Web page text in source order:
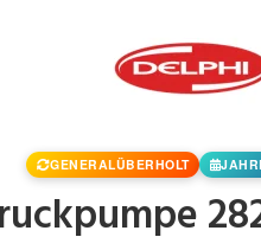
GENERALÜBERHOLT